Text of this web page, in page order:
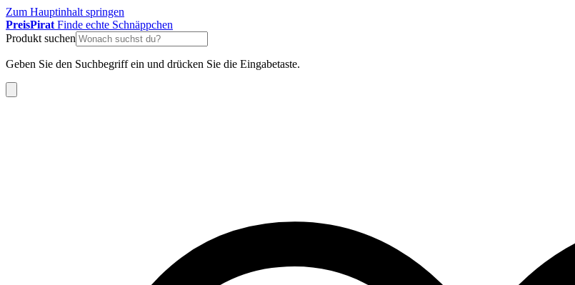
Zum Hauptinhalt springen
PreisPirat Finde echte Schnäppchen
Produkt suchen
Geben Sie den Suchbegriff ein und drücken Sie die Eingabetaste.